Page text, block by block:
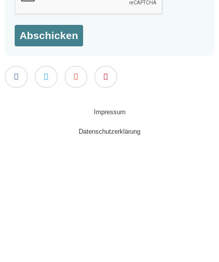
Abschicken
Impressum
Datenschutzerklärung